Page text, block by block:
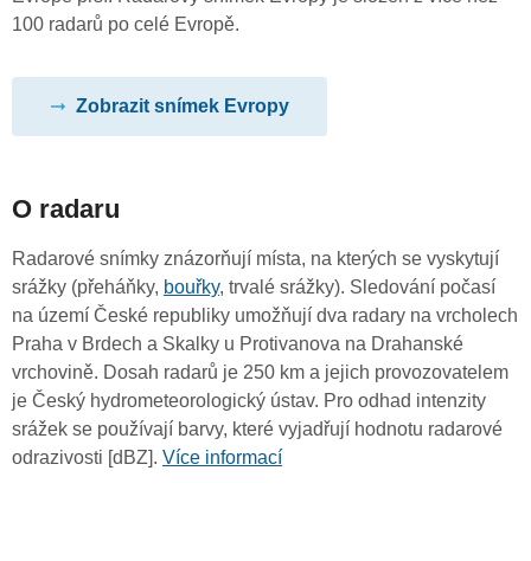
100 radarů po celé Evropě.
Zobrazit snímek Evropy
O radaru
Radarové snímky znázorňují místa, na kterých se vyskytují
srážky (přeháňky, bouřky, trvalé srážky). Sledování počasí
na území České republiky umožňují dva radary na vrcholech
Praha v Brdech a Skalky u Protivanova na Drahanské
vrchovině. Dosah radarů je 250 km a jejich provozovatelem
je Český hydrometeorologický ústav. Pro odhad intenzity
srážek se používají barvy, které vyjadřují hodnotu radarové
odrazivosti [dBZ]. Více informací